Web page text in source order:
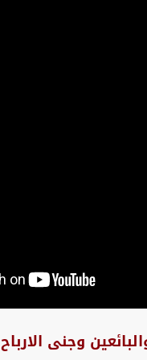
وجنى الارباح